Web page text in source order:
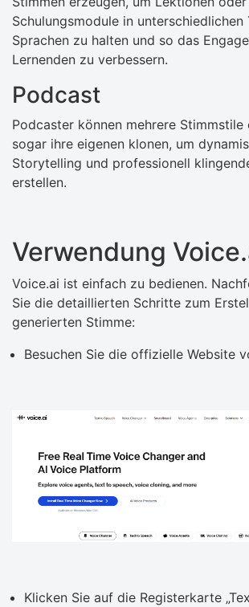
Schulungsmodule in unterschiedlichen
Sprachen zu halten und so das
Lernenden zu verbessern.
Podcast
Podcaster können mehrere Stimmstile
sogar ihre eigenen klonen, um
Storytelling und professionell
erstellen.
Verwendung
Voice.ai ist einfach zu bedienen.
Sie die detaillierten Schritte zum
generierten Stimme:
Besuchen Sie die offizielle Website
Klicken Sie auf die Registerkarte